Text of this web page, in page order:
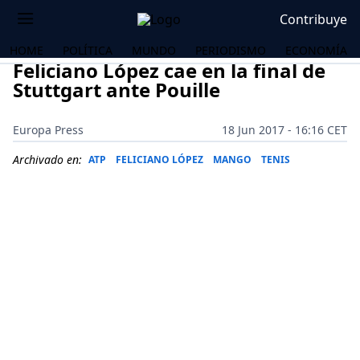
Contribuye
HOME POLÍTICA MUNDO PERIODISMO ECONOMÍA
Feliciano López cae en la final de
Stuttgart ante Pouille
Europa Press
18 Jun 2017 - 16:16 CET
Archivado en: ATP FELICIANO LÓPEZ MANGO TENIS